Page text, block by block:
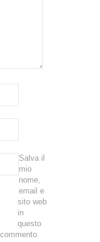
Salva il
mio
nome,
email e
sito web
in
questo